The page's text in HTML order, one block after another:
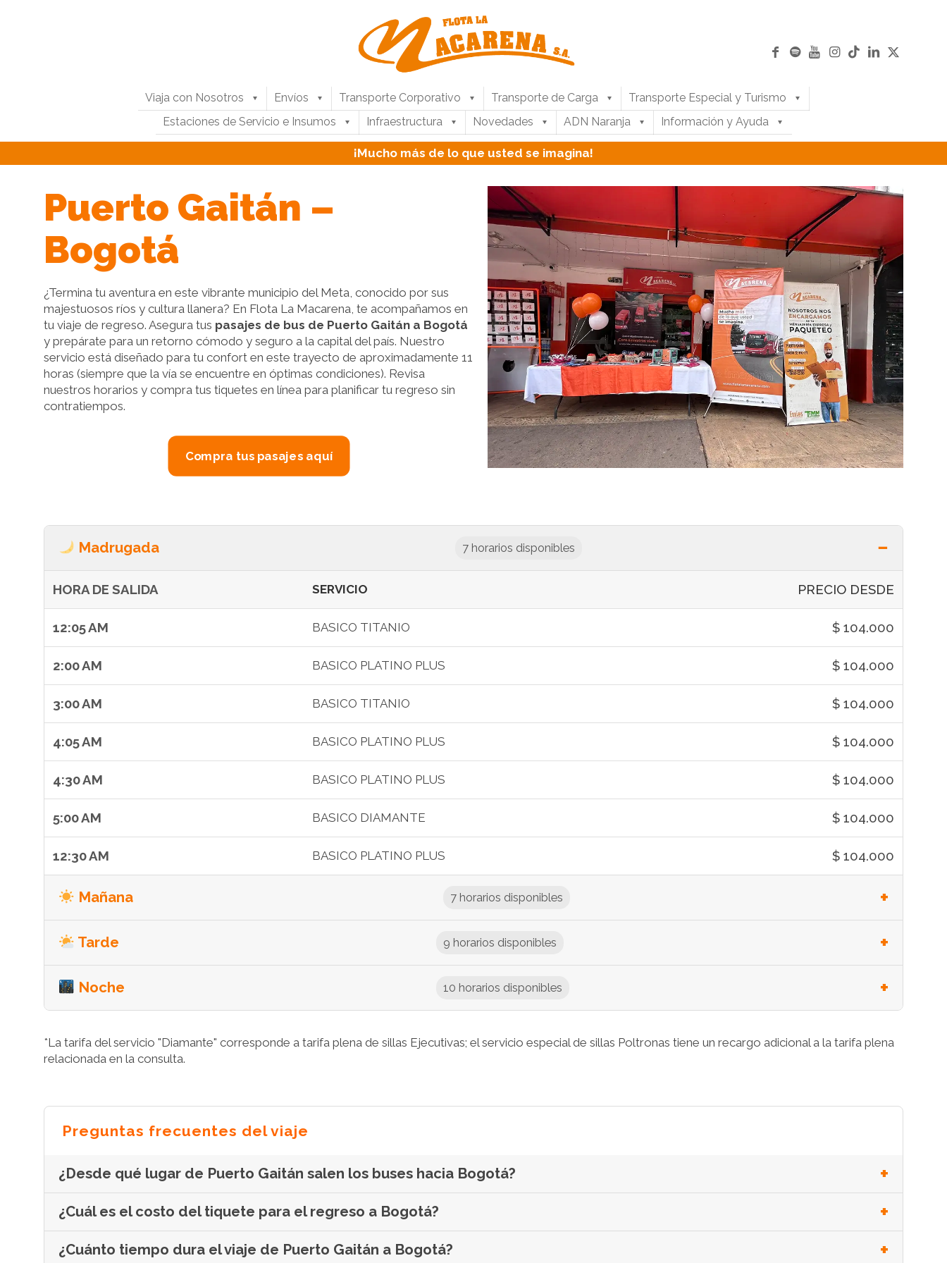
Viaja con Nosotros Envíos Transporte Corporativo Transporte de Carga
Transporte Especial y Turismo
Estaciones de Servicio e Insumos
Infraestructura Novedades ADN Naranja Información y Ayuda
¡Mucho más de lo que usted se imagina!
Puerto Gaitán –
Bogotá
¿Termina tu aventura en este vibrante municipio del Meta, conocido por sus
majestuosos ríos y cultura llanera? En Flota La Macarena, te acompañamos en
tu viaje de regreso. Asegura tus pasajes de bus de Puerto Gaitán a Bogotá
y prepárate para un retorno cómodo y seguro a la capital del país. Nuestro
servicio está diseñado para tu confort en este trayecto de aproximadamente 11
horas (siempre que la vía se encuentre en óptimas condiciones). Revisa
nuestros horarios y compra tus tiquetes en línea para planificar tu regreso sin
contratiempos.
Compra tus pasajes aquí
Madrugada 7 horarios disponibles
HORA DE SALIDA SERVICIO PRECIO DESDE
12:05 AM BASICO TITANIO $ 104.000
2:00 AM BASICO PLATINO PLUS $ 104.000
3:00 AM BASICO TITANIO $ 104.000
4:05 AM BASICO PLATINO PLUS $ 104.000
4:30 AM BASICO PLATINO PLUS $ 104.000
5:00 AM BASICO DIAMANTE $ 104.000
12:30 AM BASICO PLATINO PLUS $ 104.000
Mañana 7 horarios disponibles
Tarde 9 horarios disponibles
Noche 10 horarios disponibles
*La tarifa del servicio "Diamante" corresponde a tarifa plena de sillas Ejecutivas; el servicio especial de sillas Poltronas tiene un recargo adicional a la tarifa plena
relacionada en la consulta.
Preguntas frecuentes del viaje
¿Desde qué lugar de Puerto Gaitán salen los buses hacia Bogotá?
¿Cuál es el costo del tiquete para el regreso a Bogotá?
¿Cuánto tiempo dura el viaje de Puerto Gaitán a Bogotá?